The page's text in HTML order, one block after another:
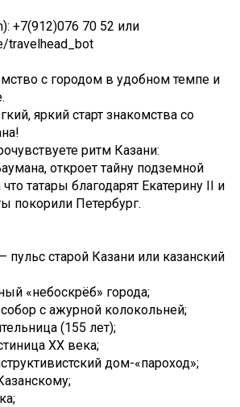
+7(912)076 70 52 или
travelhead_bot
с городом в удобном темпе и
яркий старт знакомства со
ритм Казани:
откроет тайну подземной
татары благодарят Екатерину II и
покорили Петербург.
пульс старой Казани или казанский
«небоскрёб» города;
с ажурной колокольней;
(155 лет);
XX века;
дом-«пароход»;